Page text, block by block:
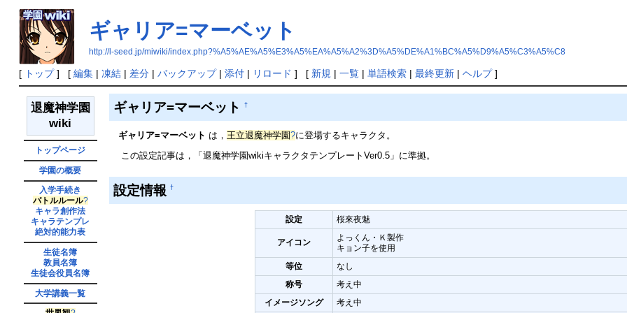
ギャリア=マーベット
http://l-seed.jp/miwiki/index.php?%A5%AE%A5%E3%A5%EA%A5%A2%3D%A5%DE%A1%BC%A5%D9%A5%C3%A5%C8
[ トップ] [ 編集| 凍結| 差分| バックアップ| 添付| リロード ] [ 新規 | 一覧| 単語検索| 最終更新| ヘルプ]
退魔神学園
wiki
トップページ
学園の概要
入学手続き
バトルルール?
キャラ創作法
キャラテンプレ
絶対的能力表
生徒名簿
教員名簿
生徒会役員名簿
大学講義一覧
ギャリア=マーベット†
ギャリア=マーベット は， 王立退魔神学園?に登場するキャラクタ。
この設定記事は，「退魔神学園wikiキャラクタテンプレートVer0.5」に準拠。
設定情報†
設定 桜來夜魅
アイコン
よっくん・Ｋ製作
キョン子を使用
等位
なし
称号
考え中
イメージソング
考え中